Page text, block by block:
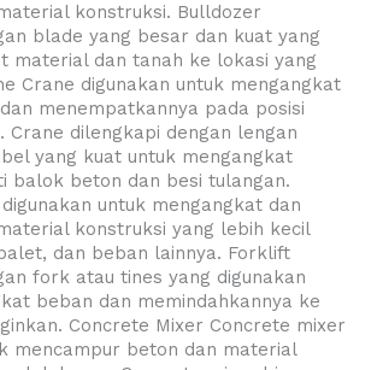
konstruksi. Bulldozer
blade yang besar dan kuat yang
material dan tanah ke lokasi yang
Crane digunakan untuk mengangkat
menempatkannya pada posisi
Crane dilengkapi dengan lengan
yang kuat untuk mengangkat
balok beton dan besi tulangan.
untuk mengangkat dan
konstruksi yang lebih kecil
dan beban lainnya. Forklift
fork atau tines yang digunakan
beban dan memindahkannya ke
Concrete Mixer Concrete mixer
mencampur beton dan material